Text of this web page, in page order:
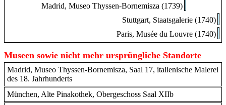
Madrid, Museo Thyssen-Bornemisza (1739)
Stuttgart, Staatsgalerie (1740)
Paris, Musée du Louvre (1740)
Museen sowie nicht mehr ursprüngliche Standorte
Madrid, Museo Thyssen-Bornemisza, Saal 17, italienische Malerei
des 18. Jahrhunderts
München, Alte Pinakothek, Obergeschoss Saal XIIb